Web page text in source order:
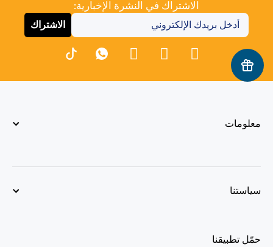
الاشتراك في النشرة الإخبارية:
الاشتراك
معلومات
سياستنا
حمّل تطبيقنا